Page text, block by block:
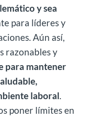
y sea
para líderes y
Aún así,
razonables y
para mantener
laboral.
poner límites en